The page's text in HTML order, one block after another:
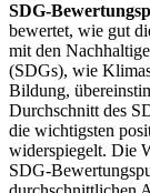
SDG-
bewertet, wie gut
mit den
(SDGs), wie
Bildung,
Durchschnitt des
die wichtigsten
widerspiegelt. Die
SDG-